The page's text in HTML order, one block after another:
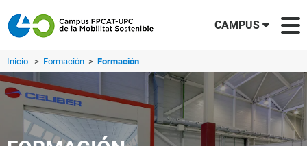
CAMPUS
Inicio > Formación > Formación